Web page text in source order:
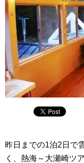
昨日までの1泊2日で
く、熱海～大瀬崎ツ